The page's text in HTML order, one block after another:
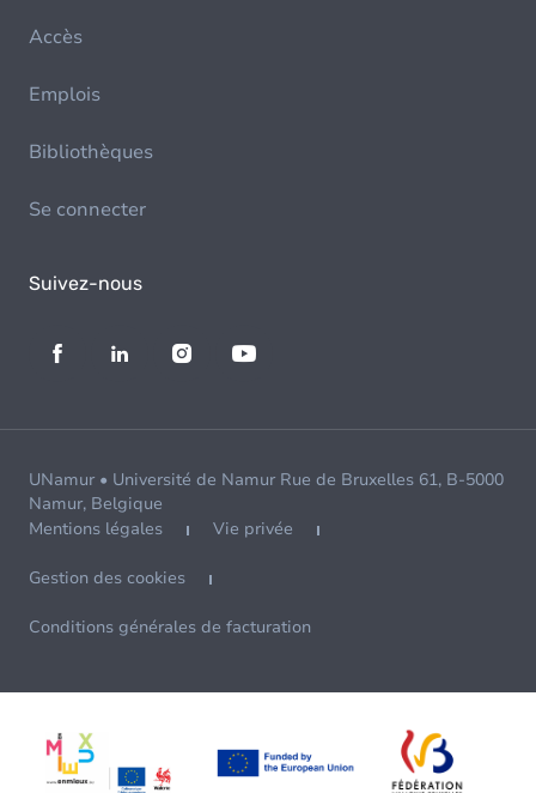
Accès
Emplois
Bibliothèques
Se connecter
Suivez-nous
UNamur • Université de Namur Rue de Bruxelles 61, B-5000
Namur, Belgique
Mentions légales
Vie privée
Gestion des cookies
Conditions générales de facturation